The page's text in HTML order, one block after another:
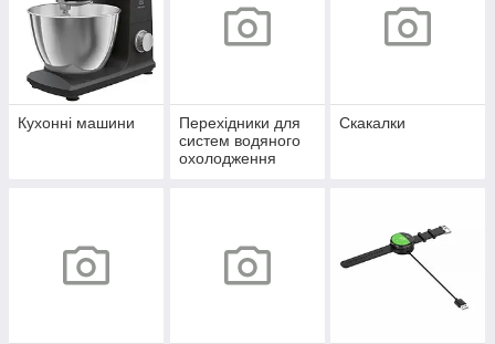
Кухонні машини
Перехідники для
систем водяного
охолодження
Скакалки